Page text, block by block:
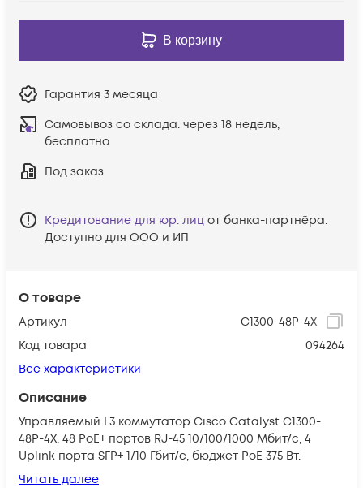
О товаре
Артикул
C1300-48P-4X
Код товара
094264
Все характеристики
Описание
Управляемый L3 коммутатор Cisco Catalyst C1300-
48P-4X, 48 PoE+ портов RJ-45 10/100/1000 Мбит/с, 4
Uplink порта SFP+ 1/10 Гбит/с, бюджет PoE 375 Вт.
Читать далее
В корзину
Гарантия 3 месяца
Самовывоз со склада: через 18 недель,
бесплатно
Под заказ
Кредитование для юр. лиц от банка-партнёра.
Доступно для ООО и ИП